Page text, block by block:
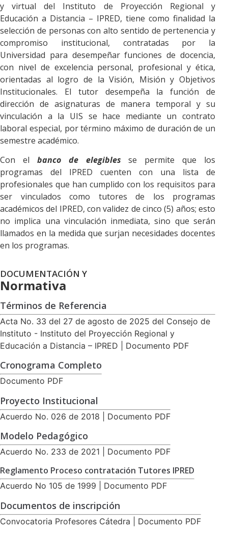
y virtual del Instituto de Proyección Regional y
Educación a Distancia – IPRED, tiene como finalidad la
selección de personas con alto sentido de pertenencia y
compromiso institucional, contratadas por la
Universidad para desempeñar funciones de docencia,
con nivel de excelencia personal, profesional y ética,
orientadas al logro de la Visión, Misión y Objetivos
Institucionales. El tutor desempeña la función de
dirección de asignaturas de manera temporal y su
vinculación a la UIS se hace mediante un contrato
laboral especial, por término máximo de duración de un
semestre académico.
Con el banco de elegibles se permite que los
programas del IPRED cuenten con una lista de
profesionales que han cumplido con los requisitos para
ser vinculados como tutores de los programas
académicos del IPRED, con validez de cinco (5) años; esto
no implica una vinculación inmediata, sino que serán
llamados en la medida que surjan necesidades docentes
en los programas.
DOCUMENTACIÓN Y
Normativa
Términos de Referencia
Acta No. 33 del 27 de agosto de 2025 del Consejo de
Instituto - Instituto del Proyección Regional y
Educación a Distancia – IPRED | Documento PDF
Cronograma Completo
Documento PDF
Proyecto Institucional
Acuerdo No. 026 de 2018 | Documento PDF
Modelo Pedagógico
Acuerdo No. 233 de 2021 | Documento PDF
Reglamento Proceso contratación Tutores IPRED
Acuerdo No 105 de 1999 | Documento PDF
Documentos de inscripción
Convocatoria Profesores Cátedra | Documento PDF